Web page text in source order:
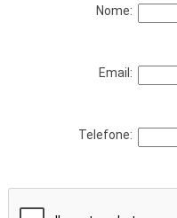
Nome:
Email:
Telefone: